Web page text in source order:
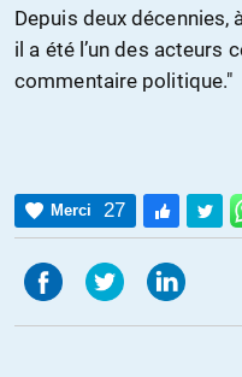
Depuis deux
il a été l’un des acteurs
commentaire politique."
Merci 27